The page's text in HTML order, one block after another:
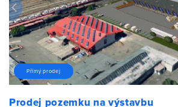
Přímý prodej
Prodej pozemku na výstavbu